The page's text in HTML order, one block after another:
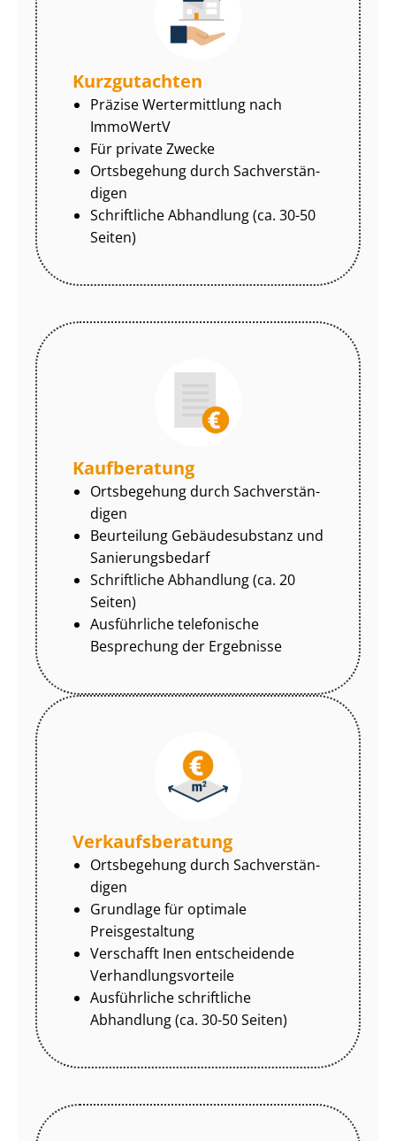
Kurzgutachten
Präzise Wertermittlung nach
ImmoWertV
Für private Zwecke
Ortsbegehung durch Sach­ver­stän­
di­gen
Schriftliche Abhandlung (ca. 30-50
Seiten)
Kaufberatung
Ortsbegehung durch Sach­ver­stän­
di­gen
Beurteilung Gebäudesubstanz und
Sa­nie­rungs­be­darf
Schriftliche Abhandlung (ca. 20
Seiten)
Ausführliche telefonische
Besprechung der Ergebnisse
Ver­kaufs­be­ra­tung
Ortsbegehung durch Sach­ver­stän­
di­gen
Grundlage für optimale
Preisgestaltung
Verschafft Inen entscheidende
Ver­hand­lungs­vor­tei­le
Ausführliche schriftliche
Abhandlung (ca. 30-50 Seiten)